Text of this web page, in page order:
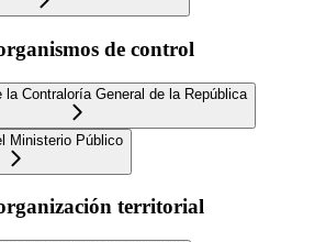
de control
la Contraloría General de la República
Ministerio Público
territorial